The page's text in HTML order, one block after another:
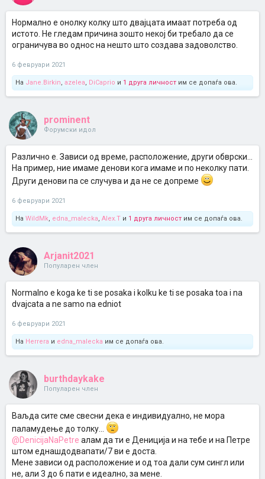
Нормално е онолку колку што двајцата имаат потреба од
истото. Не гледам причина зошто некој би требало да се
ограничува во однос на нешто што создава задоволство.
6 февруари 2021
На Jane.Birkin, azelea, DiCaprio и 1 друга личност им се допаѓа ова.
prominent
Форумски идол
Различно е. Зависи од време, расположение, други обврски...
На пример, ние имаме денови кога имаме и по неколку пати.
Други денови па се случува и да не се допреме
6 февруари 2021
На WildMk, edna_malecka, Alex.T и 1 друга личност им се допаѓа ова.
Arjanit2021
Популарен член
Normalno e koga ke ti se posaka i kolku ke ti se posaka toa i na
dvajcata a ne samo na edniot
6 февруари 2021
На Herrera и edna_malecka им се допаѓа ова.
burthdaykake
Популарен член
Ваљда сите сме свесни дека е индивидуално, не мора
паламудење до толку...
@DenicijaNaPetre алам да ти е Дениција и на тебе и на Петре
штом еднашдодвапати/7 ви е доста.
Мене зависи од расположение и од тоа дали сум сингл или
не, али 3 до 6 пати е идеално, за мене.